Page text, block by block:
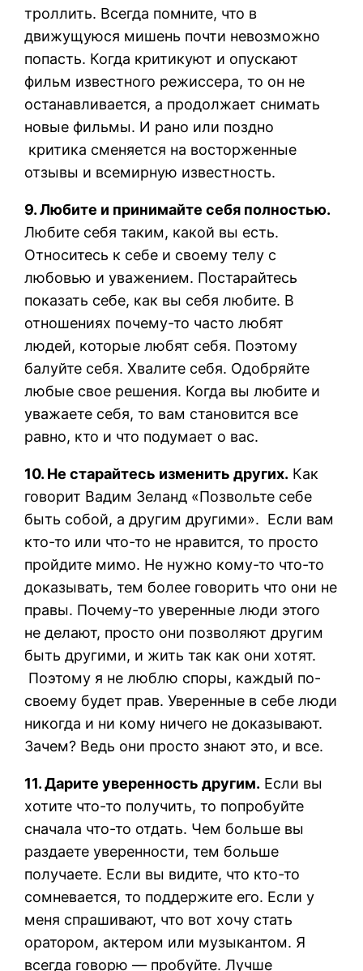
троллить. Всегда помните, что в
движущуюся мишень почти невозможно
попасть. Когда критикуют и опускают
фильм известного режиссера, то он не
останавливается, а продолжает снимать
новые фильмы. И рано или поздно
критика сменяется на восторженные
отзывы и всемирную известность.
9. Любите и принимайте себя полностью.
Любите себя таким, какой вы есть.
Относитесь к себе и своему телу с
любовью и уважением. Постарайтесь
показать себе, как вы себя любите. В
отношениях почему-то часто любят
людей, которые любят себя. Поэтому
балуйте себя. Хвалите себя. Одобряйте
любые свое решения. Когда вы любите и
уважаете себя, то вам становится все
равно, кто и что подумает о вас.
10. Не старайтесь изменить других. Как
говорит Вадим Зеланд «Позвольте себе
быть собой, а другим другими». Если вам
кто-то или что-то не нравится, то просто
пройдите мимо. Не нужно кому-то что-то
доказывать, тем более говорить что они не
правы. Почему-то уверенные люди этого
не делают, просто они позволяют другим
быть другими, и жить так как они хотят.
Поэтому я не люблю споры, каждый по-
своему будет прав. Уверенные в себе люди
никогда и ни кому ничего не доказывают.
Зачем? Ведь они просто знают это, и все.
11. Дарите уверенность другим. Если вы
хотите что-то получить, то попробуйте
сначала что-то отдать. Чем больше вы
раздаете уверенности, тем больше
получаете. Если вы видите, что кто-то
сомневается, то поддержите его. Если у
меня спрашивают, что вот хочу стать
оратором, актером или музыкантом. Я
всегда говорю — пробуйте. Лучше